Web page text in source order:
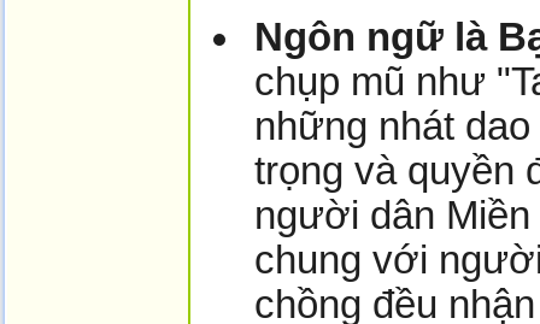
Ngôn ngữ là
chụp mũ như
những nhát
trọng và quyền
người dân
chung với
chồng đều